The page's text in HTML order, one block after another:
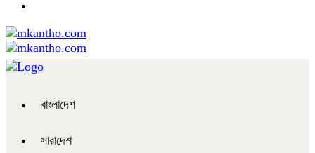
বাংলাদেশ
সারাদেশ